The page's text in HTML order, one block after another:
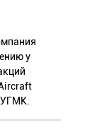
у
УГМК.